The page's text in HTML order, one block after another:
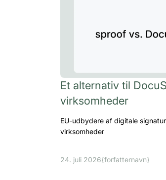
Et alternativ til
virksomheder
EU-udbydere af digitale
virksomheder
24. juli 2026{forfatternavn}